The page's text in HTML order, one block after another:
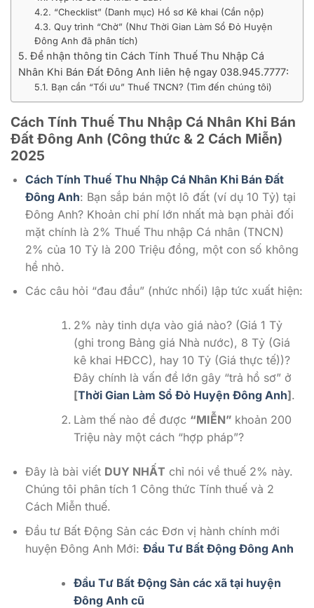
4.2. “Checklist” (Danh mục) Hồ sơ Kê khai (Cần nộp)
4.3. Quy trình “Chờ” (Như Thời Gian Làm Sổ Đỏ Huyện
Đông Anh đã phân tích)
5. Để nhận thông tin Cách Tính Thuế Thu Nhập Cá
Nhân Khi Bán Đất Đông Anh liên hệ ngay 038.945.7777:
5.1. Bạn cần “Tối ưu” Thuế TNCN? (Tìm đến chúng tôi)
Cách Tính Thuế Thu Nhập Cá Nhân Khi Bán
Đất Đông Anh (Công thức & 2 Cách Miễn)
2025
Cách Tính Thuế Thu Nhập Cá Nhân Khi Bán Đất
Đông Anh: Bạn sắp bán một lô đất (ví dụ 10 Tỷ) tại
Đông Anh? Khoản chi phí lớn nhất mà bạn phải đối
mặt chính là 2% Thuế Thu nhập Cá nhân (TNCN)
2% của 10 Tỷ là 200 Triệu đồng, một con số không
hề nhỏ.
Các câu hỏi “đau đầu” (nhức nhối) lập tức xuất hiện:
2% này tinh dựa vào giá nào? (Giá 1 Tỷ
(ghi trong Bảng giá Nhà nước), 8 Tỷ (Giá
kê khai HĐCC), hay 10 Tỷ (Giá thực tế))?
Đây chính là vấn đề lớn gây “trả hồ sơ” ở
[Thời Gian Làm Sổ Đỏ Huyện Đông Anh].
Làm thế nào để được “MIỄN” khoản 200
Triệu này một cách “hợp pháp”?
Đây là bài viết DUY NHẤT chỉ nói về thuế 2% này.
Chúng tôi phân tích 1 Công thức Tính thuế và 2
Cách Miễn thuế.
Đầu tư Bất Động Sản các Đơn vị hành chính mới
huyện Đông Anh Mới: Đầu Tư Bất Động Đông Anh
Đầu Tư Bất Động Sản các xã tại huyện
Đông Anh cũ